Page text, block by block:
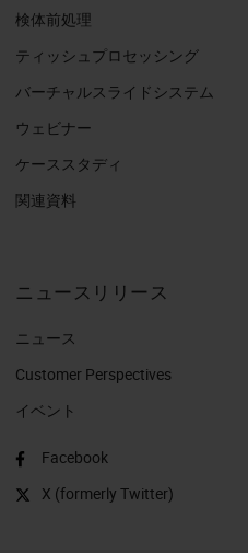
検体前処理
ティッシュプロセッシング
バーチャルスライドシステム
ウェビナー
ケーススタディ
関連資料
ニュースリリース
ニュース
Customer Perspectives​
イベント
Facebook
X (formerly Twitter)